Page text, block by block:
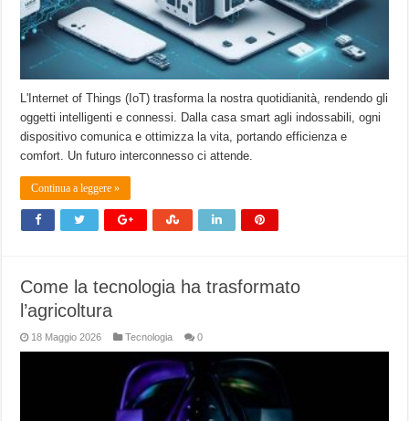
L'Internet of Things (IoT) trasforma la nostra quotidianità, rendendo gli
oggetti intelligenti e connessi. Dalla casa smart agli indossabili, ogni
dispositivo comunica e ottimizza la vita, portando efficienza e
comfort. Un futuro interconnesso ci attende.
Continua a leggere »
Come la tecnologia ha trasformato
l’agricoltura
18 Maggio 2026 Tecnologia 0